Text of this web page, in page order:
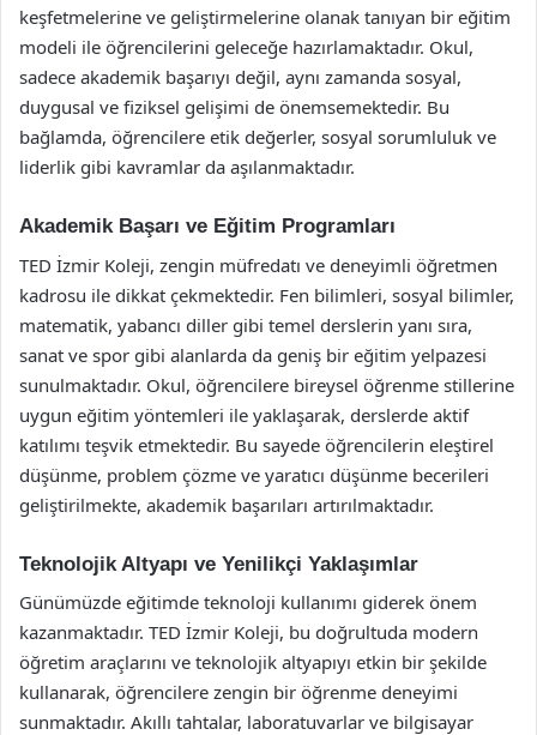
keşfetmelerine ve geliştirmelerine olanak tanıyan bir eğitim
modeli ile öğrencilerini geleceğe hazırlamaktadır. Okul,
sadece akademik başarıyı değil, aynı zamanda sosyal,
duygusal ve fiziksel gelişimi de önemsemektedir. Bu
bağlamda, öğrencilere etik değerler, sosyal sorumluluk ve
liderlik gibi kavramlar da aşılanmaktadır.
Akademik Başarı ve Eğitim Programları
TED İzmir Koleji, zengin müfredatı ve deneyimli öğretmen
kadrosu ile dikkat çekmektedir. Fen bilimleri, sosyal bilimler,
matematik, yabancı diller gibi temel derslerin yanı sıra,
sanat ve spor gibi alanlarda da geniş bir eğitim yelpazesi
sunulmaktadır. Okul, öğrencilere bireysel öğrenme stillerine
uygun eğitim yöntemleri ile yaklaşarak, derslerde aktif
katılımı teşvik etmektedir. Bu sayede öğrencilerin eleştirel
düşünme, problem çözme ve yaratıcı düşünme becerileri
geliştirilmekte, akademik başarıları artırılmaktadır.
Teknolojik Altyapı ve Yenilikçi Yaklaşımlar
Günümüzde eğitimde teknoloji kullanımı giderek önem
kazanmaktadır. TED İzmir Koleji, bu doğrultuda modern
öğretim araçlarını ve teknolojik altyapıyı etkin bir şekilde
kullanarak, öğrencilere zengin bir öğrenme deneyimi
sunmaktadır. Akıllı tahtalar, laboratuvarlar ve bilgisayar